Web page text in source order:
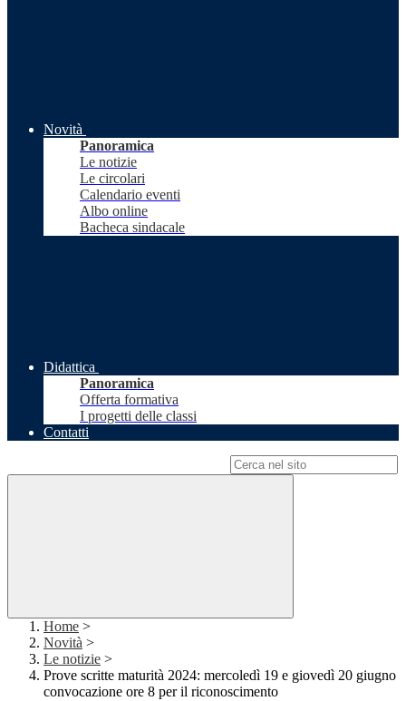
Novità
Panoramica
Le notizie
Le circolari
Calendario eventi
Albo online
Bacheca sindacale
Didattica
Panoramica
Offerta formativa
I progetti delle classi
Contatti
Home >
Novità >
Le notizie >
Prove scritte maturità 2024: mercoledì 19 e giovedì 20 giugno
convocazione ore 8 per il riconoscimento